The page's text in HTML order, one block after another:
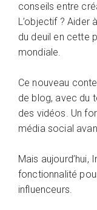
conseils entre
L’objectif ? Aider
du deuil en cette
mondiale.
Ce nouveau
de blog, avec du
des vidéos. Un
média social
Mais
fonctionnalité
influenceurs.